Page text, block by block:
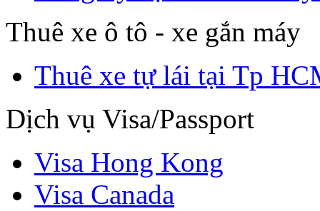
Thuê xe ô tô - xe gắn máy
Thuê xe tự lái tại Tp
Dịch vụ Visa/Passport
Visa Hong Kong
Visa Canada